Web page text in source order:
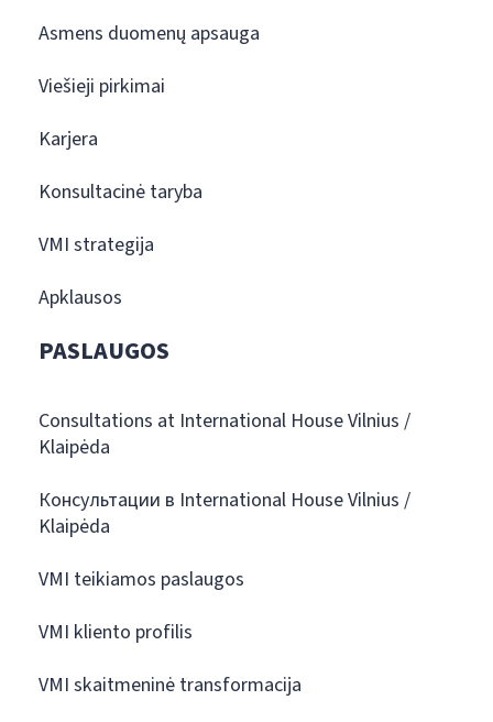
Asmens duomenų apsauga
Viešieji pirkimai
Karjera
Konsultacinė taryba
VMI strategija
Apklausos
PASLAUGOS
Consultations at International House Vilnius /
Klaipėda
Консультации в International House Vilnius /
Klaipėda
VMI teikiamos paslaugos
VMI kliento profilis
VMI skaitmeninė transformacija